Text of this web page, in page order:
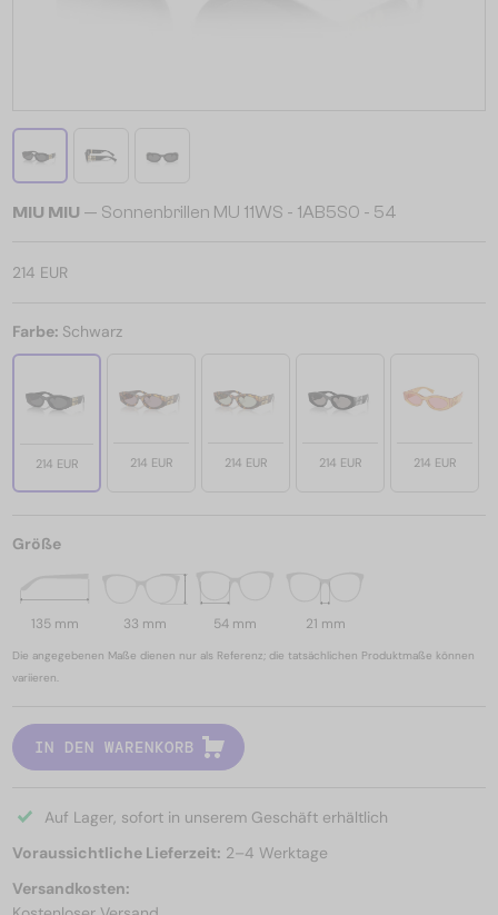
MIU MIU — Sonnenbrillen MU 11WS - 1AB5S0 - 54
214 EUR
Farbe: Schwarz
214 EUR 214 EUR 214 EUR 214 EUR 214 EUR
Größe
135 mm 33 mm 54 mm 21 mm
Die angegebenen Maße dienen nur als Referenz; die tatsächlichen Produktmaße können
variieren.
IN DEN WARENKORB
Auf Lager, sofort in unserem Geschäft erhältlich
Voraussichtliche Lieferzeit: 2–4 Werktage
Versandkosten: